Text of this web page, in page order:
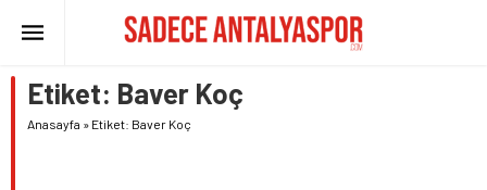
Etiket: Baver Koç
Anasayfa » Etiket: Baver Koç